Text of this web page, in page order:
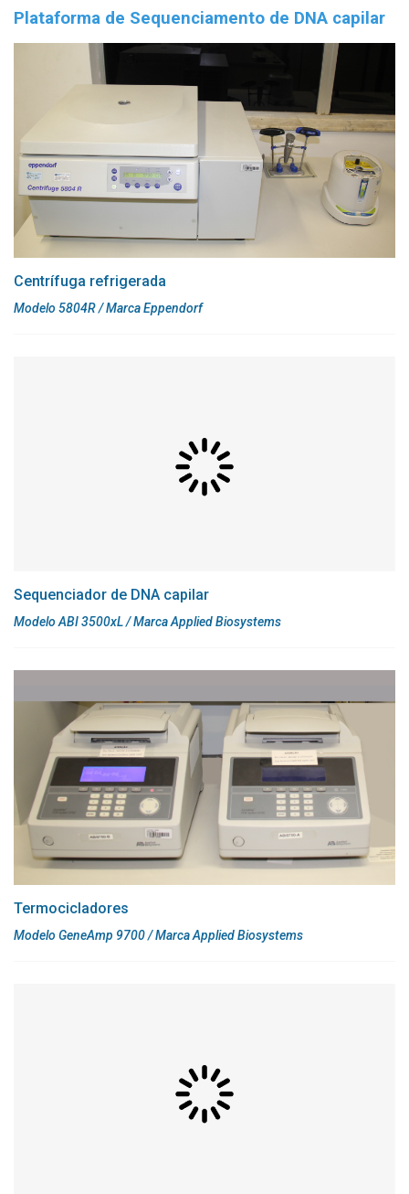
Plataforma de Sequenciamento de DNA capilar
Centrífuga refrigerada
Modelo 5804R / Marca Eppendorf
Sequenciador de DNA capilar
Modelo ABI 3500xL / Marca Applied Biosystems
Termocicladores
Modelo GeneAmp 9700 / Marca Applied Biosystems